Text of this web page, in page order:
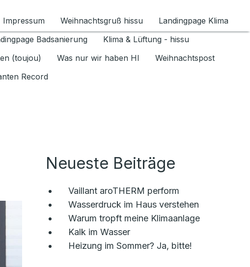
für Datenschutz 1.6.2026 umschalten
Impressum Weihnachtsgruß hissu
Landingpage Klima
Badsanierung
Klima & Lüftung - hissu
(toujou) Was nur wir haben HI
Weihnachtspost
Record
Neueste Beiträge
Vaillant aroTHERM perform
Wasserdruck im Haus verstehen
Warum tropft meine Klimaanlage
Kalk im Wasser
Heizung im Sommer? Ja, bitte!